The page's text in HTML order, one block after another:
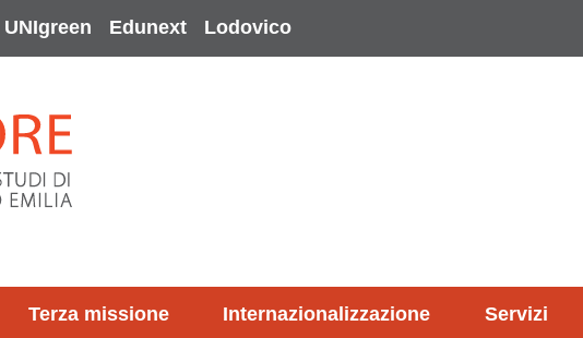
UNIgreen Edunext Lodovico
Terza missione Internazionalizzazione Servizi